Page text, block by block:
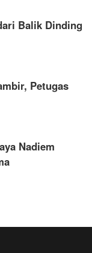
Balik Dinding
Petugas
Nadiem